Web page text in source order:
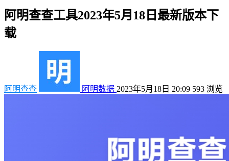
阿明查查工具2023年5月18日最新版本下
载
阿明查查 阿明数据 2023年5月18日 20:09 593 浏览